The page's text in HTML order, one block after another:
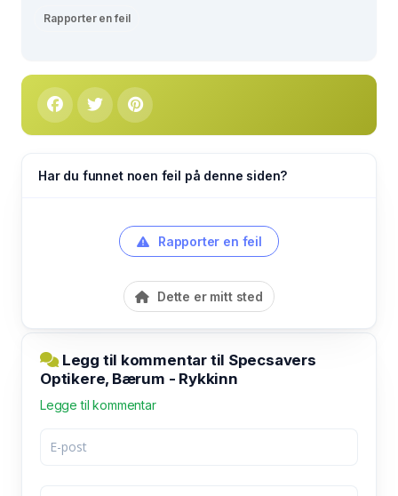
Rapporter en feil
Har du funnet noen feil på denne siden?
Rapporter en feil
Dette er mitt sted
Legg til kommentar til Specsavers
Optikere, Bærum - Rykkinn
Legge til kommentar